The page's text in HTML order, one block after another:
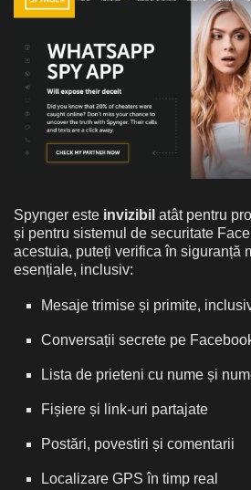
Spynger este invizibil atât pentru
și pentru sistemul de securitate
acestuia, puteți verifica în siguranță
esențiale, inclusiv:
Mesaje trimise și primite,
Conversații secrete pe
Lista de prieteni cu nume și
Fișiere și link-uri partajate
Postări, povestiri și comentarii
Localizare GPS în timp real